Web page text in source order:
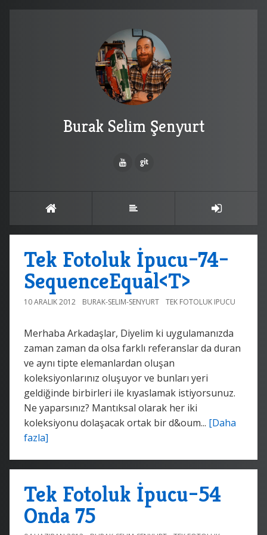
Burak Selim Şenyurt
Tek Fotoluk İpucu–74–
SequenceEqual<T>
10 ARALIK 2012 BURAK-SELIM-SENYURT TEK FOTOLUK IPUCU
Merhaba Arkadaşlar, Diyelim ki uygulamanızda
zaman zaman da olsa farklı referanslar da duran
ve aynı tipte elemanlardan oluşan
koleksiyonlarınız oluşuyor ve bunları yeri
geldiğinde birbirleri ile kıyaslamak istiyorsunuz.
Ne yaparsınız? Mantıksal olarak her iki
koleksiyonu dolaşacak ortak bir d&oum... [Daha
fazla]
Tek Fotoluk İpucu–54
Onda 75